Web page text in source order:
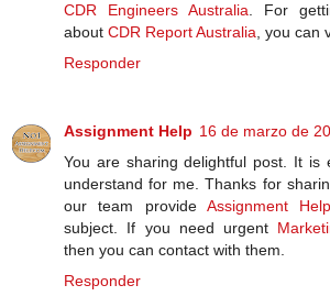
CDR Engineers Australia. For
about CDR Report Australia, you can
Responder
Assignment Help 16 de marzo de
You are sharing delightful post. It is
understand for me. Thanks for
our team provide Assignment
subject. If you need urgent
then you can contact with them.
Responder